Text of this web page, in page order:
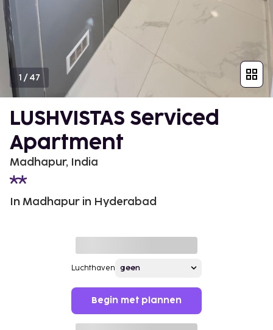
1 /47
LUSHVISTAS Serviced
Apartment
Madhapur, India
In Madhapur in Hyderabad
Luchthaven
Begin met plannen